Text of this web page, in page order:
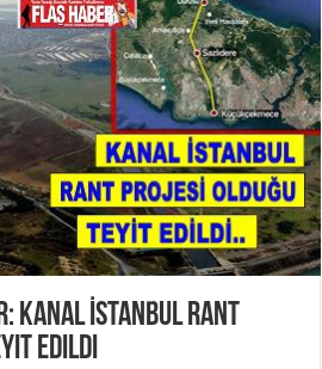
Kanal İstanbul rant
edildi